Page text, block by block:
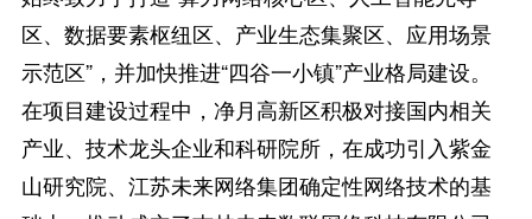
区、数据要素枢纽区、产业生态集聚区、应用场景
示范区”，并加快推进“四谷一小镇”产业格局建设。
在项目建设过程中，净月高新区积极对接国内相关
产业、技术龙头企业和科研院所，在成功引入紫金
山研究院、江苏未来网络集团确定性网络技术的基